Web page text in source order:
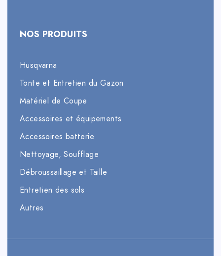
NOS PRODUITS
Husqvarna
Tonte et Entretien du Gazon
Matériel de Coupe
Accessoires et équipements
Accessoires batterie
Nettoyage, Soufflage
Débroussaillage et Taille
Entretien des sols
Autres